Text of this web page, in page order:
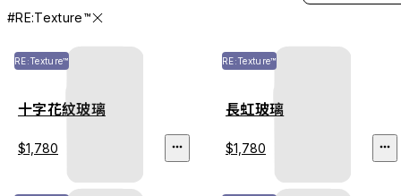
#RE:Texture™
RE:Texture™
十字花紋玻璃
$1,780
RE:Texture™
長虹玻璃
$1,780